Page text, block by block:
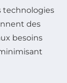
technologies
des
besoins